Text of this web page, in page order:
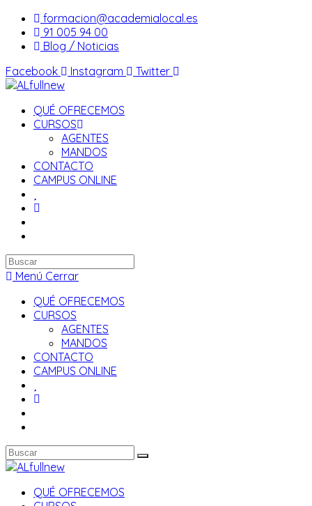
Saltar
contenido
formacion@academialocal.es
91 005 94 00
Blog / Noticias
Facebook
Instagram Twitter
QUÉ OFRECEMOS
CURSOS
AGENTES
MANDOS
CONTACTO
CAMPUS ONLINE
Buscar
en
web
Menú Cerrar
QUÉ OFRECEMOS
CURSOS
AGENTES
MANDOS
CONTACTO
CAMPUS ONLINE
QUÉ OFRECEMOS